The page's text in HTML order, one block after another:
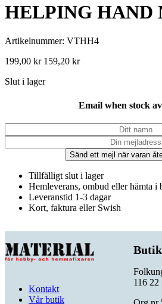
HELPING HAND
Artikelnummer: VTHH4
199,00 kr 159,20 kr
Slut i lager
Email when stock
Sänd ett mejl när varan
Tillfälligt slut i lager
Hemleverans, ombud eller hämta i
Leveranstid 1-3 dagar
Kort, faktura eller Swish
Kontakt
Vår butik
116